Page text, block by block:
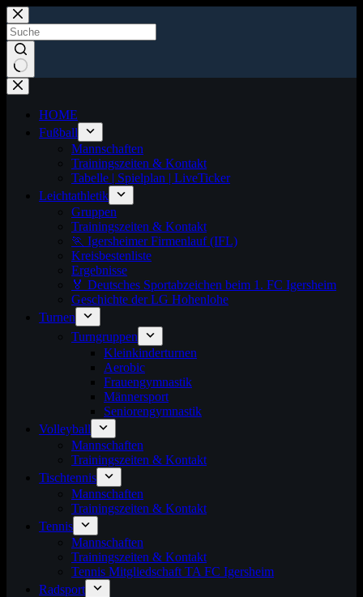
Zum
Inhalt
springen
Keine
Ergebnisse
HOME
Fußball
Mannschaften
Trainingszeiten & Kontakt
Tabelle | Spielplan | LiveTicker
Leichtathletik
Gruppen
Trainingszeiten & Kontakt
🏃 Igersheimer Firmenlauf (IFL)
Kreisbestenliste
Ergebnisse
🏅 Deutsches Sportabzeichen beim 1. FC Igersheim
Geschichte der LG Hohenlohe
Turnen
Turngruppen
Kleinkinderturnen
Aerobic
Frauengymnastik
Männersport
Seniorengymnastik
Volleyball
Mannschaften
Trainingszeiten & Kontakt
Tischtennis
Mannschaften
Trainingszeiten & Kontakt
Tennis
Mannschaften
Trainingszeiten & Kontakt
Tennis Mitgliedschaft TA FC Igersheim
Radsport